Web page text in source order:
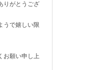
りがとうござ
うで嬉しい限
お願い申し上